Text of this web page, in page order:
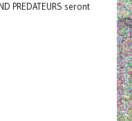
PREDATEURS seront